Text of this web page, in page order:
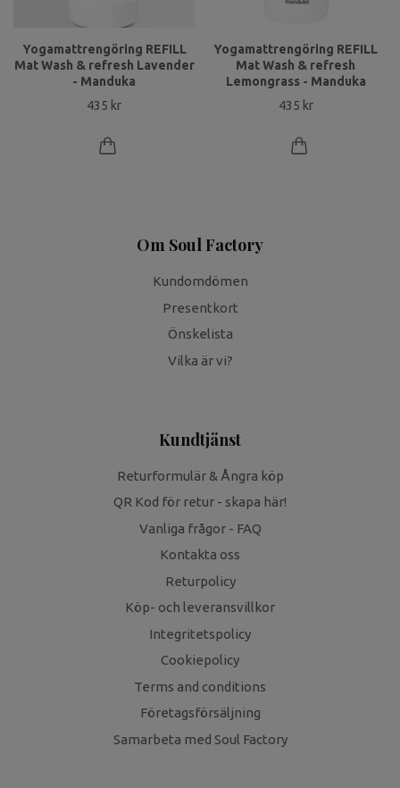
Yogamattrengöring REFILL
Mat Wash & refresh Lavender
- Manduka
435 kr
Yogamattrengöring REFILL
Mat Wash & refresh
Lemongrass - Manduka
435 kr
Om Soul Factory
Kundomdömen
Presentkort
Önskelista
Vilka är vi?
Kundtjänst
Returformulär & Ångra köp
QR Kod för retur - skapa här!
Vanliga frågor - FAQ
Kontakta oss
Returpolicy
Köp- och leveransvillkor
Integritetspolicy
Cookiepolicy
Terms and conditions
Företagsförsäljning
Samarbeta med Soul Factory